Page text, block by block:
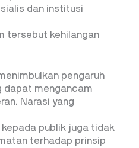
dan institusi
tersebut kehilangan
pengaruh
dapat mengancam
Narasi yang
publik juga tidak
terhadap prinsip